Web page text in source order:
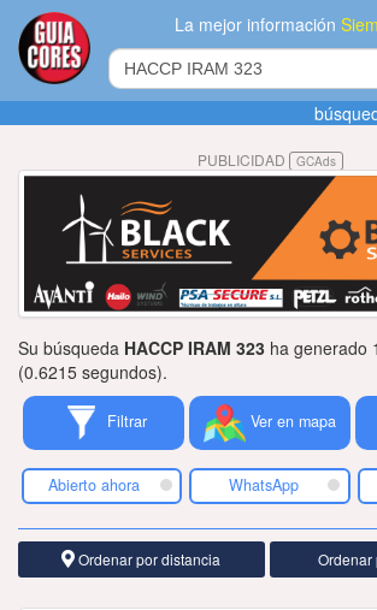
La mejor información
PUBLICIDAD GCAds
Su búsqueda HACCP IRAM 323 ha generado
(0.6215 segundos).
Filtrar Ver en mapa
Abierto ahora WhatsApp
Ordenar por distancia Ordenar